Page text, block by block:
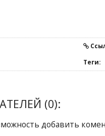
Теги:
(0):
добавить